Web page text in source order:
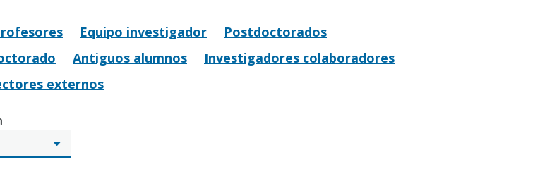
Equipo investigador
Postdoctorados
Antiguos alumnos
Investigadores colaboradores
externos